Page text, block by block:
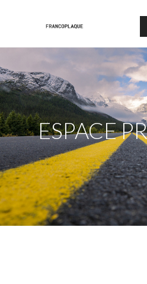
ESPACE